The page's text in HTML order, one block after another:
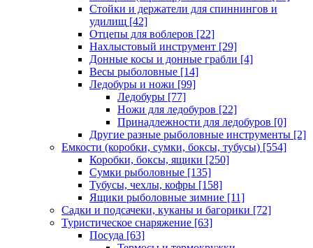
Стойки и держатели для спиннингов и
удилищ [42]
Отцепы для воблеров [22]
Нахлыстовый инструмент [29]
Донные косы и донные грабли [4]
Весы рыболовные [14]
Ледобуры и ножи [99]
Ледобуры [77]
Ножи для ледобуров [22]
Принадлежности для ледобуров [0]
Другие разные рыболовные инструменты [2]
Емкости (коробки, сумки, боксы, тубусы) [554]
Коробки, боксы, ящики [250]
Сумки рыболовные [135]
Тубусы, чехлы, кофры [158]
Ящики рыболовные зимние [11]
Садки и подсачеки, куканы и багорики [72]
Туристическое снаряжение [63]
Посуда [63]